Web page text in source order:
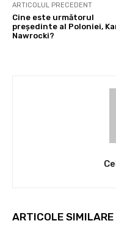
ARTICOLUL PRECEDENT
Cine este următorul
președinte al Poloniei,
Nawrocki?
ARTICOLE SIMILARE